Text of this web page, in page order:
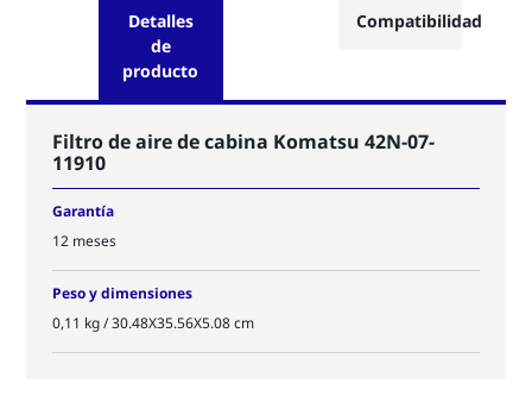
Detalles
de
producto
Compatibilidad
Filtro de aire de cabina Komatsu 42N-07-
11910
Garantía
12 meses
Peso y dimensiones
0,11 kg / 30.48X35.56X5.08 cm